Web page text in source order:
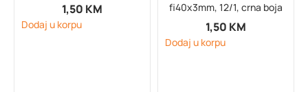
1,50 KM
Dodaj u korpu
fi40x3mm, 12/1, crna boja
1,50 KM
Dodaj u korpu